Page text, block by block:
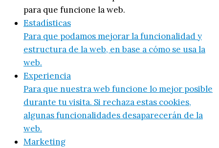
para que funcione la web.
Estadísticas
Para que podamos mejorar la funcionalidad y
estructura de la web, en base a cómo se usa la
web.
Experiencia
Para que nuestra web funcione lo mejor posible
durante tu visita. Si rechaza estas cookies,
algunas funcionalidades desaparecerán de la
web.
Marketing